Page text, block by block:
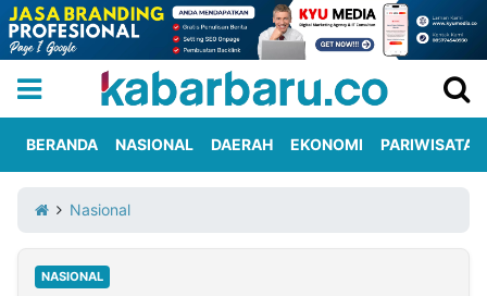
Iklan
Berita
Kami
BERANDA NASIONAL DAERAH EKONOMI PARIWISATA
Nasional
NASIONAL